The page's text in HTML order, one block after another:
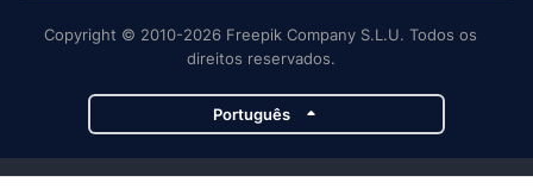
Copyright © 2010-2026 Freepik Company S.L.U. Todos os
direitos reservados.
Português